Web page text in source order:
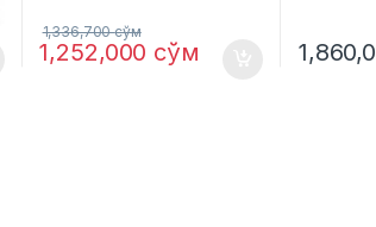
1,252,000 сўм
1,336,700сўм